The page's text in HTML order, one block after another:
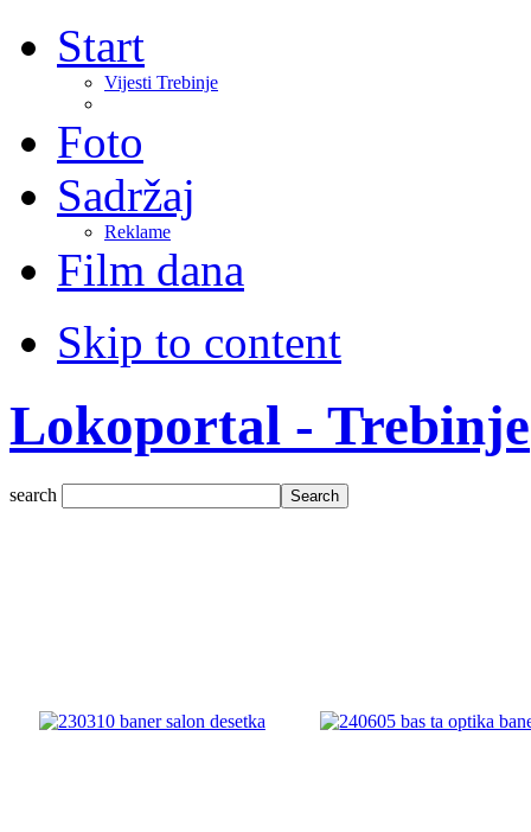
Start
Vijesti Trebinje
Foto
Sadržaj
Reklame
Film dana
Skip to content
Lokoportal - Trebinje
search